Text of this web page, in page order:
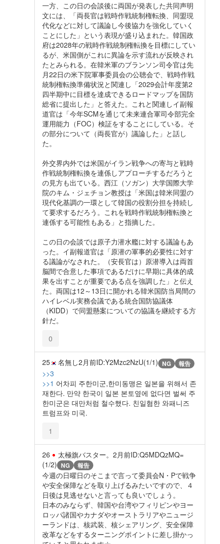
一方、この日の会談後に両国が発表した共同声明
文には、「両長官は戦時作戦統制権転換、同盟現
代化などに対して議論し今後協力を強化していく
ことにした」という表現が盛り込まれた。韓国政
府は2028年の戦時作戦統制権転換を目標にしてい
るが、米国側がこれに異論を示す流れが反映され
たとみられる。在韓米軍のブランソン司令官は先
月22日の米下院軍事委員会の公聴会で、戦時作戦
統制権転換準備状況と関連し「2029会計年度第2
四半期中に目標を達成できるロードマップを国防
総省に提出した」と答えた。これと関連しイ副報
道官は「今年SCMを通じて未来連合軍司令部完全
運用能力（FOC）検証をすることにしている。そ
の部分について（両長官が）議論した」と話し
た。
外交界内外では米国がイラン戦争への寄与と戦時
作戦統制権転換を連係しアプローチするだろうと
の見方も出ている。西江（ソガン）大学国際大学
院のキム・ジェチョン教授は「米国は韓米同盟の
現代化基調の一環として韓国の役割分担を持続し
て要求するだろう。これを戦時作戦統制権転換と
連係する可能性もある」と指摘した。
この日の会談では原子力潜水艦に対する議論もあ
った。イ副報道官は「原潜の軍事的必要性に対す
る議論がなされた。（安長官は）原潜導入は両首
脳間で合意した事項であるだけに早期に具体的成
果を出すことが重要である点を強調した」と伝え
た。両国は12～13日に開かれる韓米国防当局間の
ハイレベル実務会議である統合国防協議体
（KIDD）で同盟懸案についての協議を継続する方
針だ。
0
25 名無し2月前ID:Y2Mzc2NzU(1/1) NG 報告
>>3
>>1 어차피 주한미군,한미동맹은 일본을 위해서 존
재한다. 만약 한국이 일본 본토옆에 없다면 벌써 주
한미군은 대만처럼 철수했다. 친일혐한 와패니즈
트럼프와 미국.
1
26 太極旗バスター。 2月前ID:Q5MDQzMQ=
(1/2) NG 報告
今週の日曜日のそこまで言って委員会N・Pで戦争
や安全保障などを取り上げるみたいですので、４
日後は見逃せないと言っても良いでしょう。
日本のみならず、韓国や台湾やフィリピンやヨー
ロッパ諸国やカナダやオーストラリアやニュージ
ーランドは、核武装、核シェアリング、安全保障
改革などをするターニングポイントに差し掛かっ